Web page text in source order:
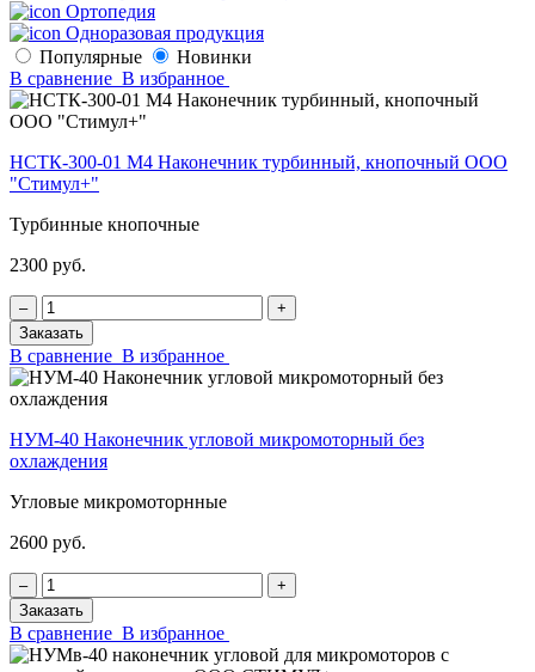
Ортопедия
Одноразовая продукция
Популярные
Новинки
В сравнение В избранное
НСТК-300-01 М4 Наконечник турбинный, кнопочный ООО
"Стимул+"
Турбинные кнопочные
2300 руб.
‒
+
Заказать
В сравнение В избранное
НУМ-40 Наконечник угловой микромоторный без
охлаждения
Угловые микромоторнные
2600 руб.
‒
+
Заказать
В сравнение В избранное